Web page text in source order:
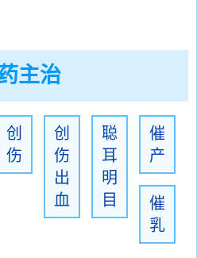
主治
创
伤
创
伤
出
血
聪
耳
明
目
催
产
催
乳